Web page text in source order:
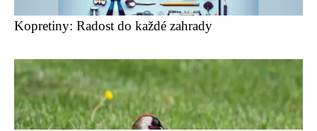
Kopretiny: Radost do každé zahrady